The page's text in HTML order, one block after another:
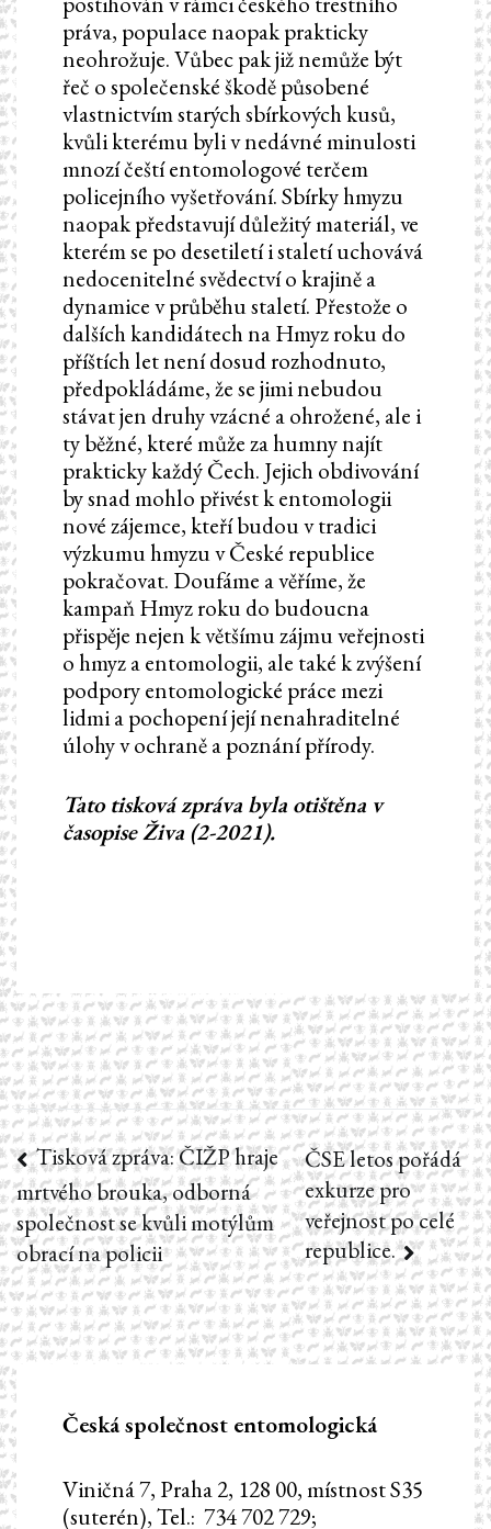
práva, populace naopak prakticky
neohrožuje. Vůbec pak již nemůže být
řeč o společenské škodě působené
vlastnictvím starých sbírkových kusů,
kvůli kterému byli v nedávné minulosti
mnozí čeští entomologové terčem
policejního vyšetřování. Sbírky hmyzu
naopak představují důležitý materiál, ve
kterém se po desetiletí i staletí uchovává
nedocenitelné svědectví o krajině a
dynamice v průběhu staletí. Přestože o
dalších kandidátech na Hmyz roku do
příštích let není dosud rozhodnuto,
předpokládáme, že se jimi nebudou
stávat jen druhy vzácné a ohrožené, ale i
ty běžné, které může za humny najít
prakticky každý Čech. Jejich obdivování
by snad mohlo přivést k entomologii
nové zájemce, kteří budou v tradici
výzkumu hmyzu v České republice
pokračovat. Doufáme a věříme, že
kampaň Hmyz roku do budoucna
přispěje nejen k většímu zájmu veřejnosti
o hmyz a entomologii, ale také k zvýšení
podpory entomologické práce mezi
lidmi a pochopení její nenahraditelné
úlohy v ochraně a poznání přírody.
Tato tisková zpráva byla otištěna v
časopise Živa (2-2021).
Navigace
pro
příspěvek
Tisková zpráva: ČIŽP hraje
mrtvého brouka, odborná
společnost se kvůli motýlům
obrací na policii
ČSE letos pořádá
exkurze pro
veřejnost po celé
republice.
Česká společnost entomologická
Viničná 7, Praha 2, 128 00, místnost S35
(suterén), Tel.: 734 702 729;